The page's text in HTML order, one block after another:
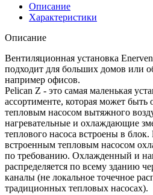
Описание
Характеристики
Описание
Вентиляционная установка
подходит для больших домов или
например офисов.
Pelican Z - это самая маленькая
ассортименте, которая может
тепловым насосом вытяжного
нагревательные и охлаждающие
теплового насоса встроены в блок.
встроенным тепловым насосом
по требованию. Охлажденный и
распределяется по всему зданию
каналы (не локальное точечное
традиционных тепловых насосах).